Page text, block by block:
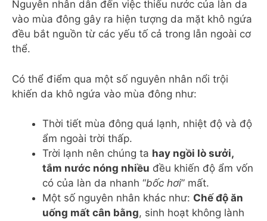
Nguyên nhân dẫn đến việc thiếu nước của làn da
vào mùa đông gây ra hiện tượng da mặt khô ngứa
đều bắt nguồn từ các yếu tố cả trong lẫn ngoài cơ
thể.
Có thể điểm qua một số nguyên nhân nổi trội
khiến da khô ngứa vào mùa đông như:
Thời tiết mùa đông quá lạnh, nhiệt độ và độ
ẩm ngoài trời thấp.
Trời lạnh nên chúng ta hay ngồi lò sưởi,
tắm nước nóng nhiều đều khiến độ ẩm vốn
có của làn da nhanh “bốc hơi” mất.
Một số nguyên nhân khác như: Chế độ ăn
uống mất cân bằng, sinh hoạt không lành